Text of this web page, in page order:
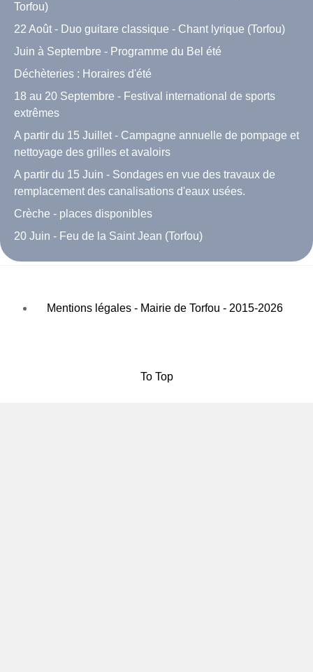
Torfou)
22 Août - Duo guitare classique - Chant lyrique (Torfou)
Juin à Septembre - Programme du Bel été
Déchèteries : Horaires d'été
18 au 20 Septembre - Festival international de sports
extrêmes
A partir du 15 Juillet - Campagne annuelle de pompage et
nettoyage des grilles et avaloirs
A partir du 15 Juin - Sondages en vue des travaux de
remplacement des canalisations d'eaux usées.
Crèche - places disponibles
20 Juin - Feu de la Saint Jean (Torfou)
Mentions légales - Mairie de Torfou - 2015-2026
To Top